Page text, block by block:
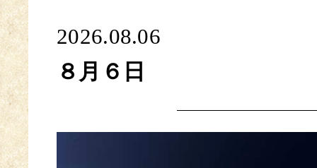
2026.08.06
８月６日